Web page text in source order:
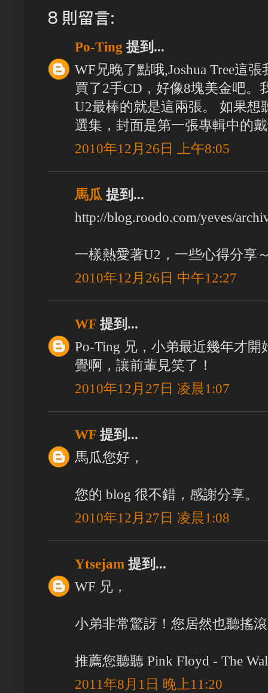
8 則留言:
Po-Ting 提到...
WF兄晚了點哦,Joshua Tree這
買了2手CD，好像8塊美金吧。
U2最棒的就是這兩張。 如果想
選集，封面是第一張專輯中的
2010年12月26日 上午8:05
馬瓜 提到...
http://blog.roodo.com/yeves/
一樣熱愛著U2，一些心得分享
2010年12月26日 中午12:27
WF 提到...
Po-Ting 兄，小弟最近幾年才
覺啊，讓前輩見笑了！
2010年12月27日 凌晨1:07
WF 提到...
馬瓜您好，
您的 blog 很不錯，感謝分享。
2010年12月27日 凌晨1:08
Ytsejam 提到...
WF 兄，
小弟非常驚訝！您居然也聽搖
推薦您聽聽 Pink Floyd - The
2011年8月1日 晚上11:20